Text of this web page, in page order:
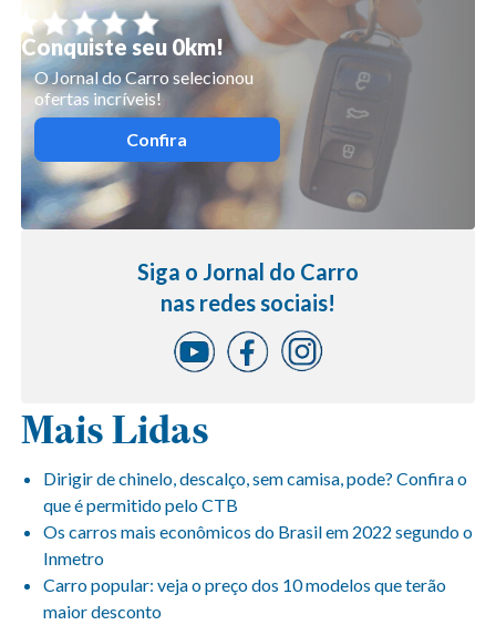
Conquiste seu 0km!
O Jornal do Carro selecionou
ofertas incríveis!
Confira
Siga o Jornal do Carro
nas redes sociais!
Mais Lidas
Dirigir de chinelo, descalço, sem camisa, pode? Confira o
que é permitido pelo CTB
Os carros mais econômicos do Brasil em 2022 segundo o
Inmetro
Carro popular: veja o preço dos 10 modelos que terão
maior desconto